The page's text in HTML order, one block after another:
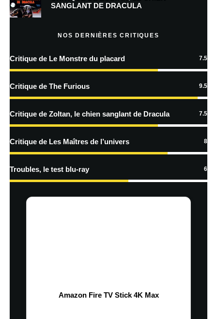
Prévenez-moi de tous les nouveaux articles par e-mail.
En savoir
traitées
SANGLANT DE DRACULA
NOS DERNIÈRES CRITIQUES
Critique de Le Monstre du placard 7.5
Critique de The Furious 9.5
Critique de Zoltan, le chien sanglant de Dracula 7.5
Critique de Les Maîtres de l’univers 8
Troubles, le test blu-ray 6
Amazon Fire TV Stick 4K Max